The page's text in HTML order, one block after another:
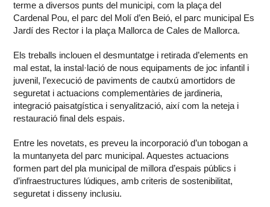
terme a diversos punts del municipi, com la plaça del
Cardenal Pou, el parc del Molí d’en Beió, el parc municipal Es
Jardí des Rector i la plaça Mallorca de Cales de Mallorca.
Els treballs inclouen el desmuntatge i retirada d’elements en
mal estat, la instal·lació de nous equipaments de joc infantil i
juvenil, l’execució de paviments de cautxú amortidors de
seguretat i actuacions complementàries de jardineria,
integració paisatgística i senyalització, així com la neteja i
restauració final dels espais.
Entre les novetats, es preveu la incorporació d’un tobogan a
la muntanyeta del parc municipal. Aquestes actuacions
formen part del pla municipal de millora d’espais públics i
d’infraestructures lúdiques, amb criteris de sostenibilitat,
seguretat i disseny inclusiu.